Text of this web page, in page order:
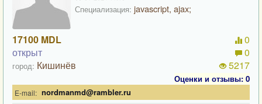
Специализация: javascript, ajax;
17100 MDL
открыт
город: Кишинёв
0
0
5217
Оценки и отзывы: 0
E-mail: nordmanmd@rambler.ru